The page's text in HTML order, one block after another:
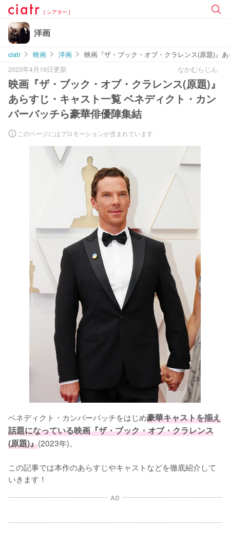
[ シアター ]
洋画
ciatr 映画 洋画
映画『ザ・ブック・オブ・クラレンス(原題)』
2023年4月19日更新
なかむらじん
映画『ザ・ブック・オブ・クラレンス(原題)』
あらすじ・キャスト一覧 ベネディクト・カン
バーバッチら豪華俳優陣集結
このページにはプロモーションが含まれています
ベネディクト・カンバーバッチをはじめ豪華キャストを揃え
話題になっている映画『ザ・ブック・オブ・クラレンス
(原題)』(2023年)。
この記事では本作のあらすじやキャストなどを徹底紹介して
いきます！
AD